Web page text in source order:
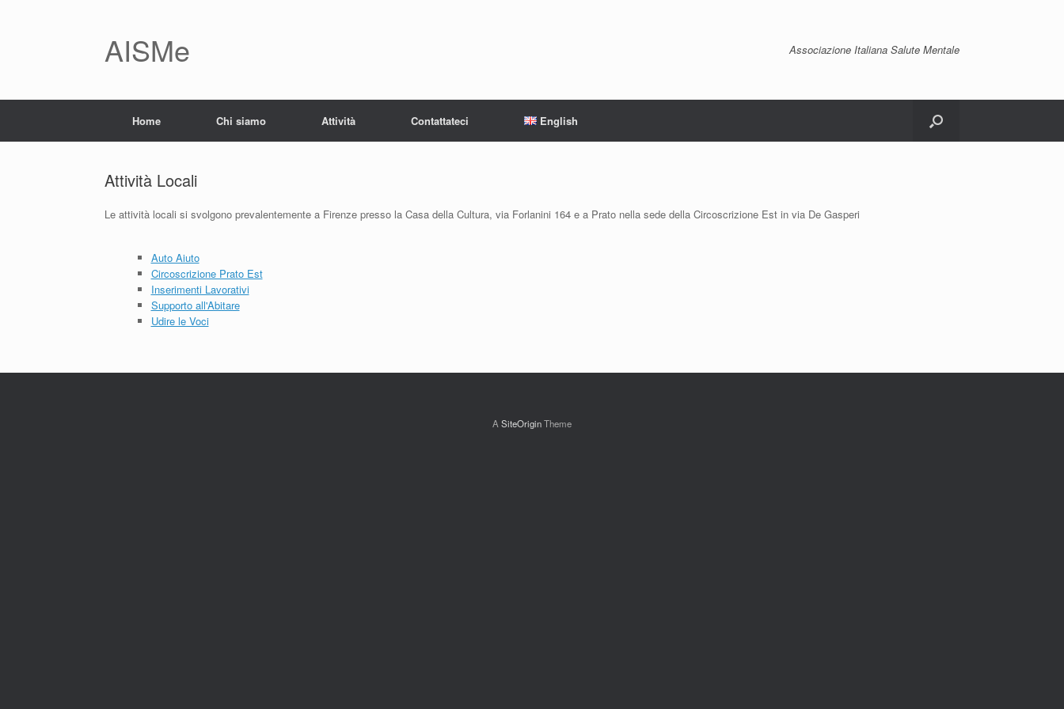
AISMe Associazione Italiana Salute Mentale
Home Chi siamo Attività Contattateci English
Attività Locali
Le attività locali si svolgono prevalentemente a Firenze presso la Casa della Cultura, via Forlanini 164 e a Prato nella sede della Circoscrizione Est in via De Gasperi
Auto Aiuto
Circoscrizione Prato Est
Inserimenti Lavorativi
Supporto all'Abitare
Udire le Voci
A SiteOriginTheme